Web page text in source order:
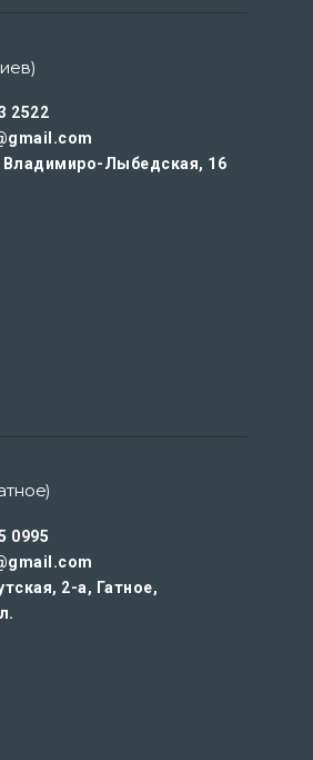
2522
Владимиро-Лыбедская, 16
0995
2-а, Гатное,